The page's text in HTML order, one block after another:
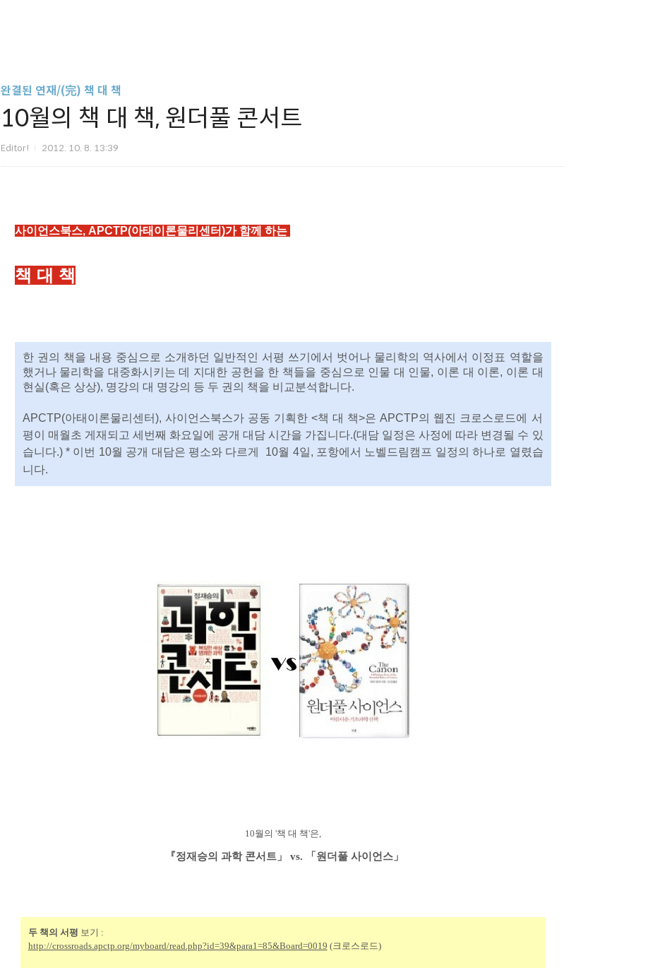
완결된 연재/(完) 책 대 책
10월의 책 대 책, 원더풀 콘서트
Editor! 2012. 10. 8. 13:39
사이언스북스, APCTP(아태이론물리센터)가 함께 하는
책 대 책
한 권의 책을 내용 중심으로 소개하던 일반적인 서평 쓰기에서 벗어나 물리학의 역사에서 이정표 역할을
했거나 물리학을 대중화시키는 데 지대한 공헌을 한 책들을 중심으로 인물 대 인물, 이론 대 이론, 이론 대
현실(혹은 상상), 명강의 대 명강의 등 두 권의 책을 비교분석합니다.
APCTP(아태이론물리센터), 사이언스북스가 공동 기획한 <책 대 책>은 APCTP의 웹진 크로스로드에 서
평이 매월초 게재되고 세번째 화요일에 공개 대담 시간을 가집니다.(대담 일정은 사정에 따라 변경될 수 있
습니다.) * 이번 10월 공개 대담은 평소와 다르게 10월 4일, 포항에서 노벨드림캠프 일정의 하나로 열렸습
니다.
10월의 '책 대 책'은,
『정재승의 과학 콘서트」 vs. 「원더풀 사이언스」
두 책의 서평 보기 :
http://crossroads.apctp.org/myboard/read.php?id=39&para1=85&Board=0019 (크로스로드)